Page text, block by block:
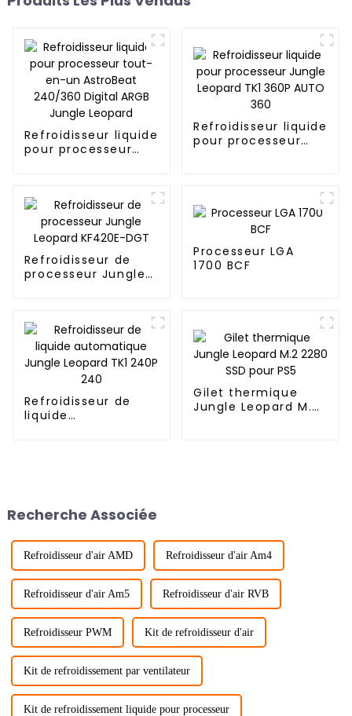
Refroidisseur liquide
pour processeur
Digital ARGB Jungle
Leopard
Refroidisseur liquide
pour processeur
Refroidisseur de
processeur Jungle
Processeur LGA
1700 BCF
Refroidisseur de
liquide
Gilet thermique
Jungle Leopard M.2
Recherche Associée
Refroidisseur d'air AMD Refroidisseur d'air Am4
Refroidisseur d'air Am5 Refroidisseur d'air RVB
Refroidisseur PWM Kit de refroidisseur d'air
Kit de refroidissement par ventilateur
Kit de refroidissement liquide pour processeur